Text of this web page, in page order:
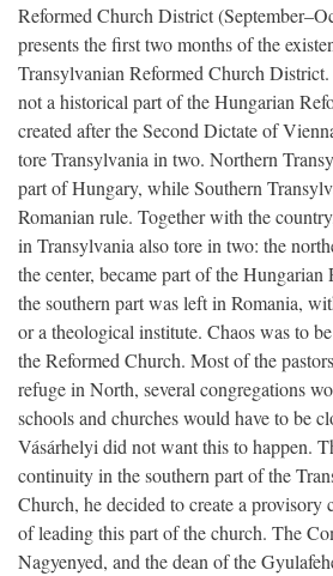
Reformed Church District
presents the first two months of the
Transylvanian Reformed Church
not a historical part of the Hungarian
created after the Second Dictate of
tore Transylvania in two. Northern
part of Hungary, while Southern
Romanian rule. Together with the
in Transylvania also tore in two: the
the center, became part of the
the southern part was left in Romania,
or a theological institute. Chaos was to
the Reformed Church. Most of the
refuge in North, several congregations
schools and churches would have to be
Vásárhelyi did not want this to happen.
continuity in the southern part of the
Church, he decided to create a
of leading this part of the church. The
Nagyenyed, and the dean of the